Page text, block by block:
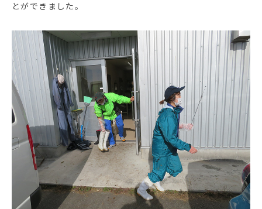
とができました。